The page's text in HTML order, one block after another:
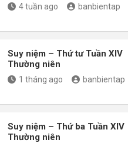
4 tuần ago banbientap
Suy niệm – Thứ tư Tuần XIV
Thường niên
1 tháng ago banbientap
Suy niệm – Thứ ba Tuần XIV
Thường niên